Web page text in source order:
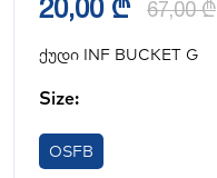
20,00 ₾ 67,00 ₾
ქუდი INF BUCKET G
Size:
OSFB